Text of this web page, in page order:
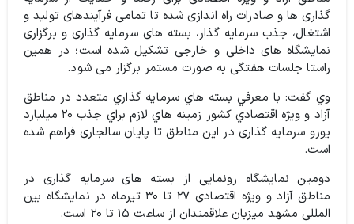
گذاری ها و صادرات راه اندازی شده تا تمامی فرآیندهای تولید و
اشتغال، جذب سرمایه گذار، بسته های سرمایه گذاری و برگزاری
نمایشگاه های داخلی و خارجی تشكيل شده است؛ در همین
راستا جلسات هفتگی به صورت مستمر برگزار می شود.
وي گفت: با معرفي بسته هاي سرمايه گذاري متعدد در مناطق
آزاد و ويژه اقتصادي كشور زمينه هاي لازم براي جذب ۲۰ میلیارد
یورو سرمایه گذاری در اين مناطق تا پايان سالجاری فراهم شده
است.
دومین نمایشگاه رونمایی از بسته های سرمایه گذاری در
مناطق آزاد و ویژه اقتصادی ۲۷ تا ۳۰ تیرماه در نمایشگاه بین
المللی مشهد میزبان علاقمندان از ساعت ۱۵ تا ۲۰ است.